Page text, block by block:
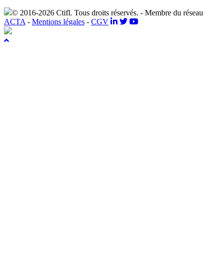
© 2016-2026 Ctifl. Tous droits réservés. - Membre du réseau
ACTA - Mentions légales - CGV